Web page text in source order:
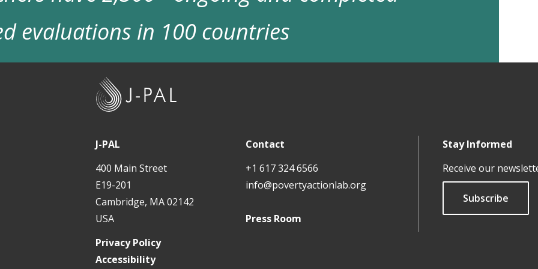
evaluations in 100 countries
J-PAL
400 Main Street
E19-201
Cambridge, MA 02142
USA
Contact
+1 617 324 6566
info@povertyactionlab.org
Press Room
Stay Informed
Receive our
Subscribe
Privacy Policy
Accessibility